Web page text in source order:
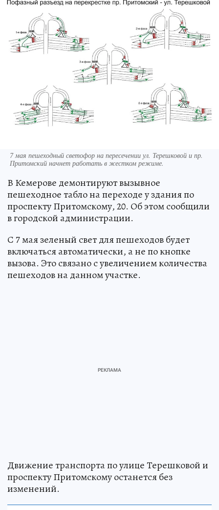
7 мая пешеходный светофор на пересечении ул. Терешковой и пр.
Притомский начнет работать в жестком режиме.
В Кемерове демонтируют вызывное
пешеходное табло на переходе у здания по
проспекту Притомскому, 20. Об этом сообщили
в городской администрации.
С 7 мая зеленый свет для пешеходов будет
включаться автоматически, а не по кнопке
вызова. Это связано с увеличением количества
пешеходов на данном участке.
Движение транспорта по улице Терешковой и
проспекту Притомскому останется без
изменений.